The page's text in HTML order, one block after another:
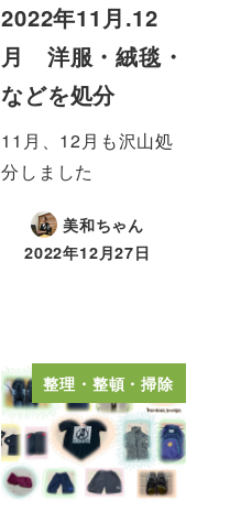
2022年11月.12
月 洋服・絨毯・
などを処分
11月、12月も沢山処
分しました
美和ちゃん
2022年12月27日
整理・整頓・掃除